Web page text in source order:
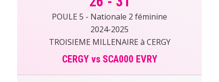
POULE 5 - Nationale 2 féminine
2024-2025
TROISIEME MILLENAIRE à CERGY
CERGY vs SCA000 EVRY